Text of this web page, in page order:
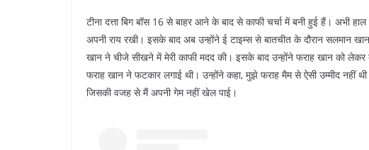
टीना दत्ता बिग बॉस 16 से बाहर आने के बाद से काफी चर्चा में बनी हुई हैं। अभी
अपनी राय रखी। इसके बाद अब उन्होंने ई टाइम्स से बातचीत के दौरान सलमान
खान ने चीजे सीखने में मेरी काफी मदद की। इसके बाद उन्होंने फराह खान को लेकर
फराह खान ने फटकार लगाई थी। उन्होंने कहा, मुझे फराह मैम से ऐसी उम्मीद नहीं
जिसकी वजह से मैं अपनी गेम नहीं खेल पाई।